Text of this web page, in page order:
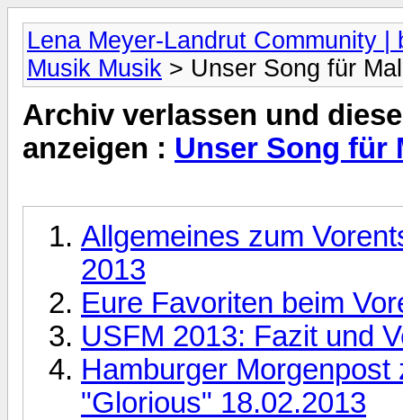
Lena Meyer-Landrut Community |
Musik Musik > Unser Song für
Archiv verlassen und
anzeigen : Unser Song für
Allgemeines zum
2013
Eure Favoriten beim
USFM 2013: Fazit und
Hamburger
"Glorious" 18.02.2013